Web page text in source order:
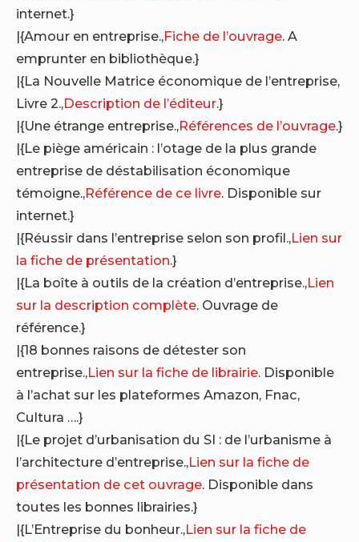
internet.}
|{Amour en entreprise.,Fiche de l’ouvrage. A
emprunter en bibliothèque.}
|{La Nouvelle Matrice économique de l’entreprise,
Livre 2.,Description de l’éditeur.}
|{Une étrange entreprise.,Références de l’ouvrage.}
|{Le piège américain : l’otage de la plus grande
entreprise de déstabilisation économique
témoigne.,Référence de ce livre. Disponible sur
internet.}
|{Réussir dans l’entreprise selon son profil.,Lien sur
la fiche de présentation.}
|{La boîte à outils de la création d’entreprise.,Lien
sur la description complète. Ouvrage de
référence.}
|{18 bonnes raisons de détester son
entreprise.,Lien sur la fiche de librairie. Disponible
à l’achat sur les plateformes Amazon, Fnac,
Cultura ….}
|{Le projet d’urbanisation du SI : de l’urbanisme à
l’architecture d’entreprise.,Lien sur la fiche de
présentation de cet ouvrage. Disponible dans
toutes les bonnes librairies.}
|{L’Entreprise du bonheur.,Lien sur la fiche de